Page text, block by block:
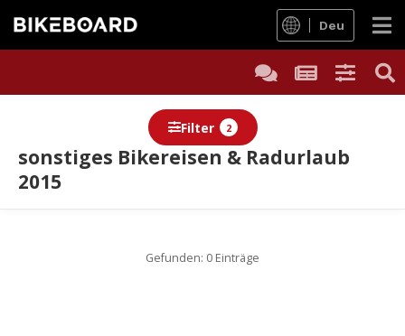
Deu
Filter 2
sonstiges Bikereisen & Radurlaub
2015
Gefunden: 0 Einträge